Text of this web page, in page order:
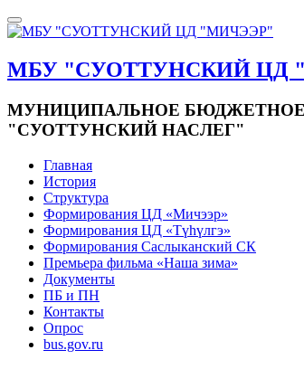
МБУ "СУОТТУНСКИЙ ЦД
МУНИЦИПАЛЬНОЕ БЮДЖЕТНОЕ
"СУОТТУНСКИЙ НАСЛЕГ"
Главная
История
Структура
Формирования ЦД «Мичээр»
Формирования ЦД «Түһүлгэ»
Формирования Саслыканский СК
Премьера фильма «Наша зима»
Документы
ПБ и ПН
Контакты
Опрос
bus.gov.ru